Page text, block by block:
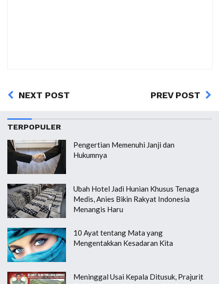
NEXT POST PREV POST
TERPOPULER
Pengertian Memenuhi Janji dan
Hukumnya
Ubah Hotel Jadi Hunian Khusus Tenaga
Medis, Anies Bikin Rakyat Indonesia
Menangis Haru
10 Ayat tentang Mata yang
Mengentakkan Kesadaran Kita
Meninggal Usai Kepala Ditusuk, Prajurit